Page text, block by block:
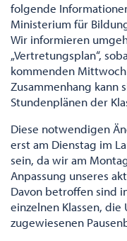
folgende
Ministerium für
Wir informieren
„Vertretungsplan“,
kommenden
Zusammenhang kann
Stundenplänen der
Diese notwendigen
erst am Dienstag im
sein, da wir am
Anpassung unseres
Davon betroffen sind
einzelnen Klassen,
zugewiesenen